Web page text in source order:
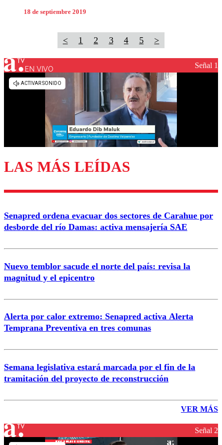
18 de septiembre 2019
< 1 2 3 4 5 >
EN VIVO Señal 1
LAS MÁS LEÍDAS
Senapred ordena evacuar dos sectores de Carahue por
desborde del río Damas: activa mensajería SAE
Nuevo temblor sacude el norte del país: revisa la
magnitud y el epicentro
Alerta por calor extremo: Senapred activa Alerta
Temprana Preventiva en tres comunas
Semana legislativa estará marcada por el fin de la
tramitación del proyecto de reconstrucción
VER MÁS
Señal 2